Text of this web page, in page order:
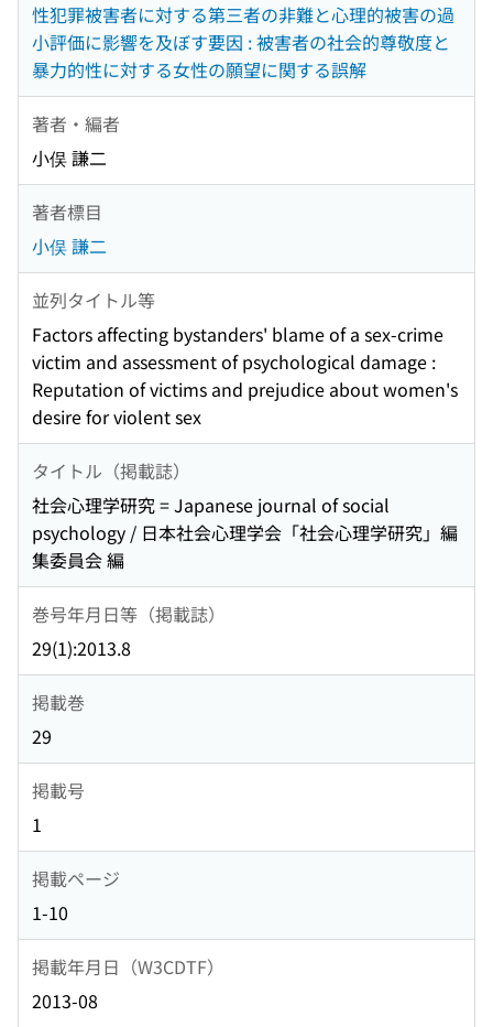
性犯罪被害者に対する第三者の非難と心理的被害の過
小評価に影響を及ぼす要因 : 被害者の社会的尊敬度と
暴力的性に対する女性の願望に関する誤解
著者・編者
小俣 謙二
著者標目
小俣 謙二
並列タイトル等
Factors affecting bystanders' blame of a sex-crime
victim and assessment of psychological damage :
Reputation of victims and prejudice about women's
desire for violent sex
タイトル（掲載誌）
社会心理学研究 = Japanese journal of social
psychology / 日本社会心理学会「社会心理学研究」編
集委員会 編
巻号年月日等（掲載誌）
29(1):2013.8
掲載巻
29
掲載号
1
掲載ページ
1-10
掲載年月日（W3CDTF）
2013-08